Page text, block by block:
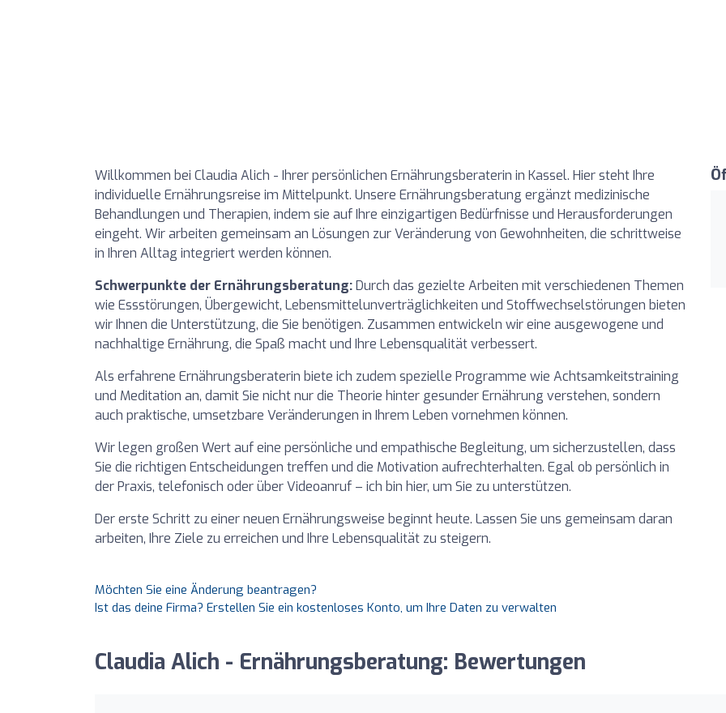
Willkommen bei Claudia Alich - Ihrer persönlichen Ernährungsberaterin in Kassel. Hier steht Ihre
individuelle Ernährungsreise im Mittelpunkt. Unsere Ernährungsberatung ergänzt medizinische
Behandlungen und Therapien, indem sie auf Ihre einzigartigen Bedürfnisse und Herausforderungen
eingeht. Wir arbeiten gemeinsam an Lösungen zur Veränderung von Gewohnheiten, die schrittweise
in Ihren Alltag integriert werden können.
Schwerpunkte der Ernährungsberatung:Durch das gezielte Arbeiten mit verschiedenen Themen
wie Essstörungen, Übergewicht, Lebensmittelunverträglichkeiten und Stoffwechselstörungen bieten
wir Ihnen die Unterstützung, die Sie benötigen. Zusammen entwickeln wir eine ausgewogene und
nachhaltige Ernährung, die Spaß macht und Ihre Lebensqualität verbessert.
Als erfahrene Ernährungsberaterin biete ich zudem spezielle Programme wie Achtsamkeitstraining
und Meditation an, damit Sie nicht nur die Theorie hinter gesunder Ernährung verstehen, sondern
auch praktische, umsetzbare Veränderungen in Ihrem Leben vornehmen können.
Wir legen großen Wert auf eine persönliche und empathische Begleitung, um sicherzustellen, dass
Sie die richtigen Entscheidungen treffen und die Motivation aufrechterhalten. Egal ob persönlich in
der Praxis, telefonisch oder über Videoanruf – ich bin hier, um Sie zu unterstützen.
Der erste Schritt zu einer neuen Ernährungsweise beginnt heute. Lassen Sie uns gemeinsam daran
arbeiten, Ihre Ziele zu erreichen und Ihre Lebensqualität zu steigern.
Möchten Sie eine Änderung beantragen?
Ist das deine Firma? Erstellen Sie ein kostenloses Konto, um Ihre Daten zu verwalten
Claudia Alich - Ernährungsberatung: Bewertungen